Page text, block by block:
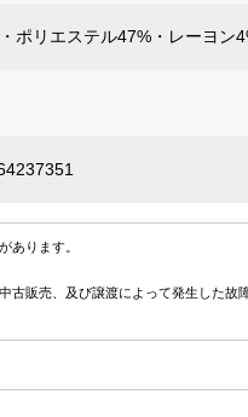
ポリエステル47%・レーヨン
あります。
販売、及び譲渡によって発生した故